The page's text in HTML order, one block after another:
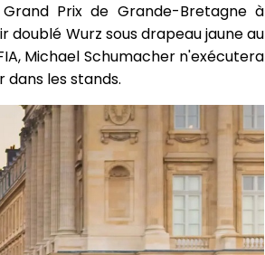
Prix de Grande-Bretagne à
doublé Wurz sous drapeau jaune au
Michael Schumacher n'exécutera
les stands.